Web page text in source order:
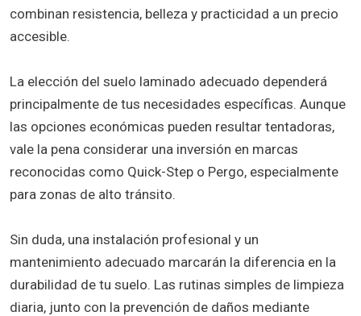
combinan resistencia, belleza y practicidad a un precio
accesible.
La elección del suelo laminado adecuado dependerá
principalmente de tus necesidades específicas. Aunque
las opciones económicas pueden resultar tentadoras,
vale la pena considerar una inversión en marcas
reconocidas como Quick-Step o Pergo, especialmente
para zonas de alto tránsito.
Sin duda, una instalación profesional y un
mantenimiento adecuado marcarán la diferencia en la
durabilidad de tu suelo. Las rutinas simples de limpieza
diaria, junto con la prevención de daños mediante